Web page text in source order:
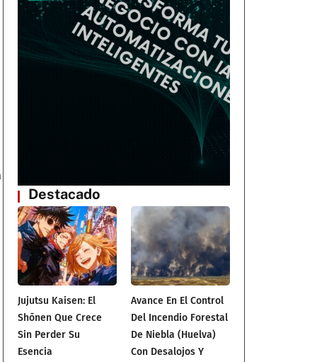
Destacado
Jujutsu Kaisen: El
Shōnen Que Crece
Sin Perder Su
Esencia
Avance En El Control
Del Incendio Forestal
De Niebla (Huelva)
Con Desalojos Y